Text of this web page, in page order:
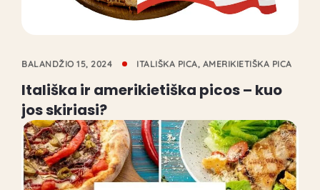
BALANDŽIO 15, 2024 ITALIŠKA PICA, AMERIKIETIŠKA PICA
Itališka ir amerikietiška picos – kuo
jos skiriasi?